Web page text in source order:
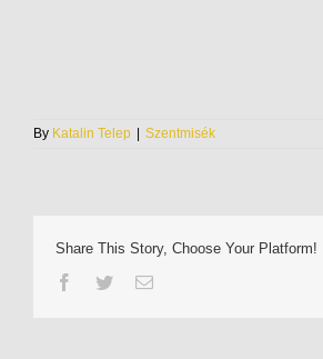
By Katalin Telep Szentmisék
Share This Story, Choose Your Platform!
Facebook
TwitterEmail